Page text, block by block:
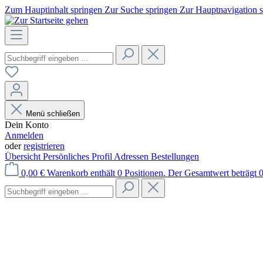
Zum Hauptinhalt springen Zur Suche springen Zur Hauptnavigation
Menü schließen
Dein Konto
Anmelden
oderregistrieren
Übersicht Persönliches Profil Adressen Bestellungen
0,00 € Warenkorb enthält 0 Positionen. Der Gesamtwert beträgt